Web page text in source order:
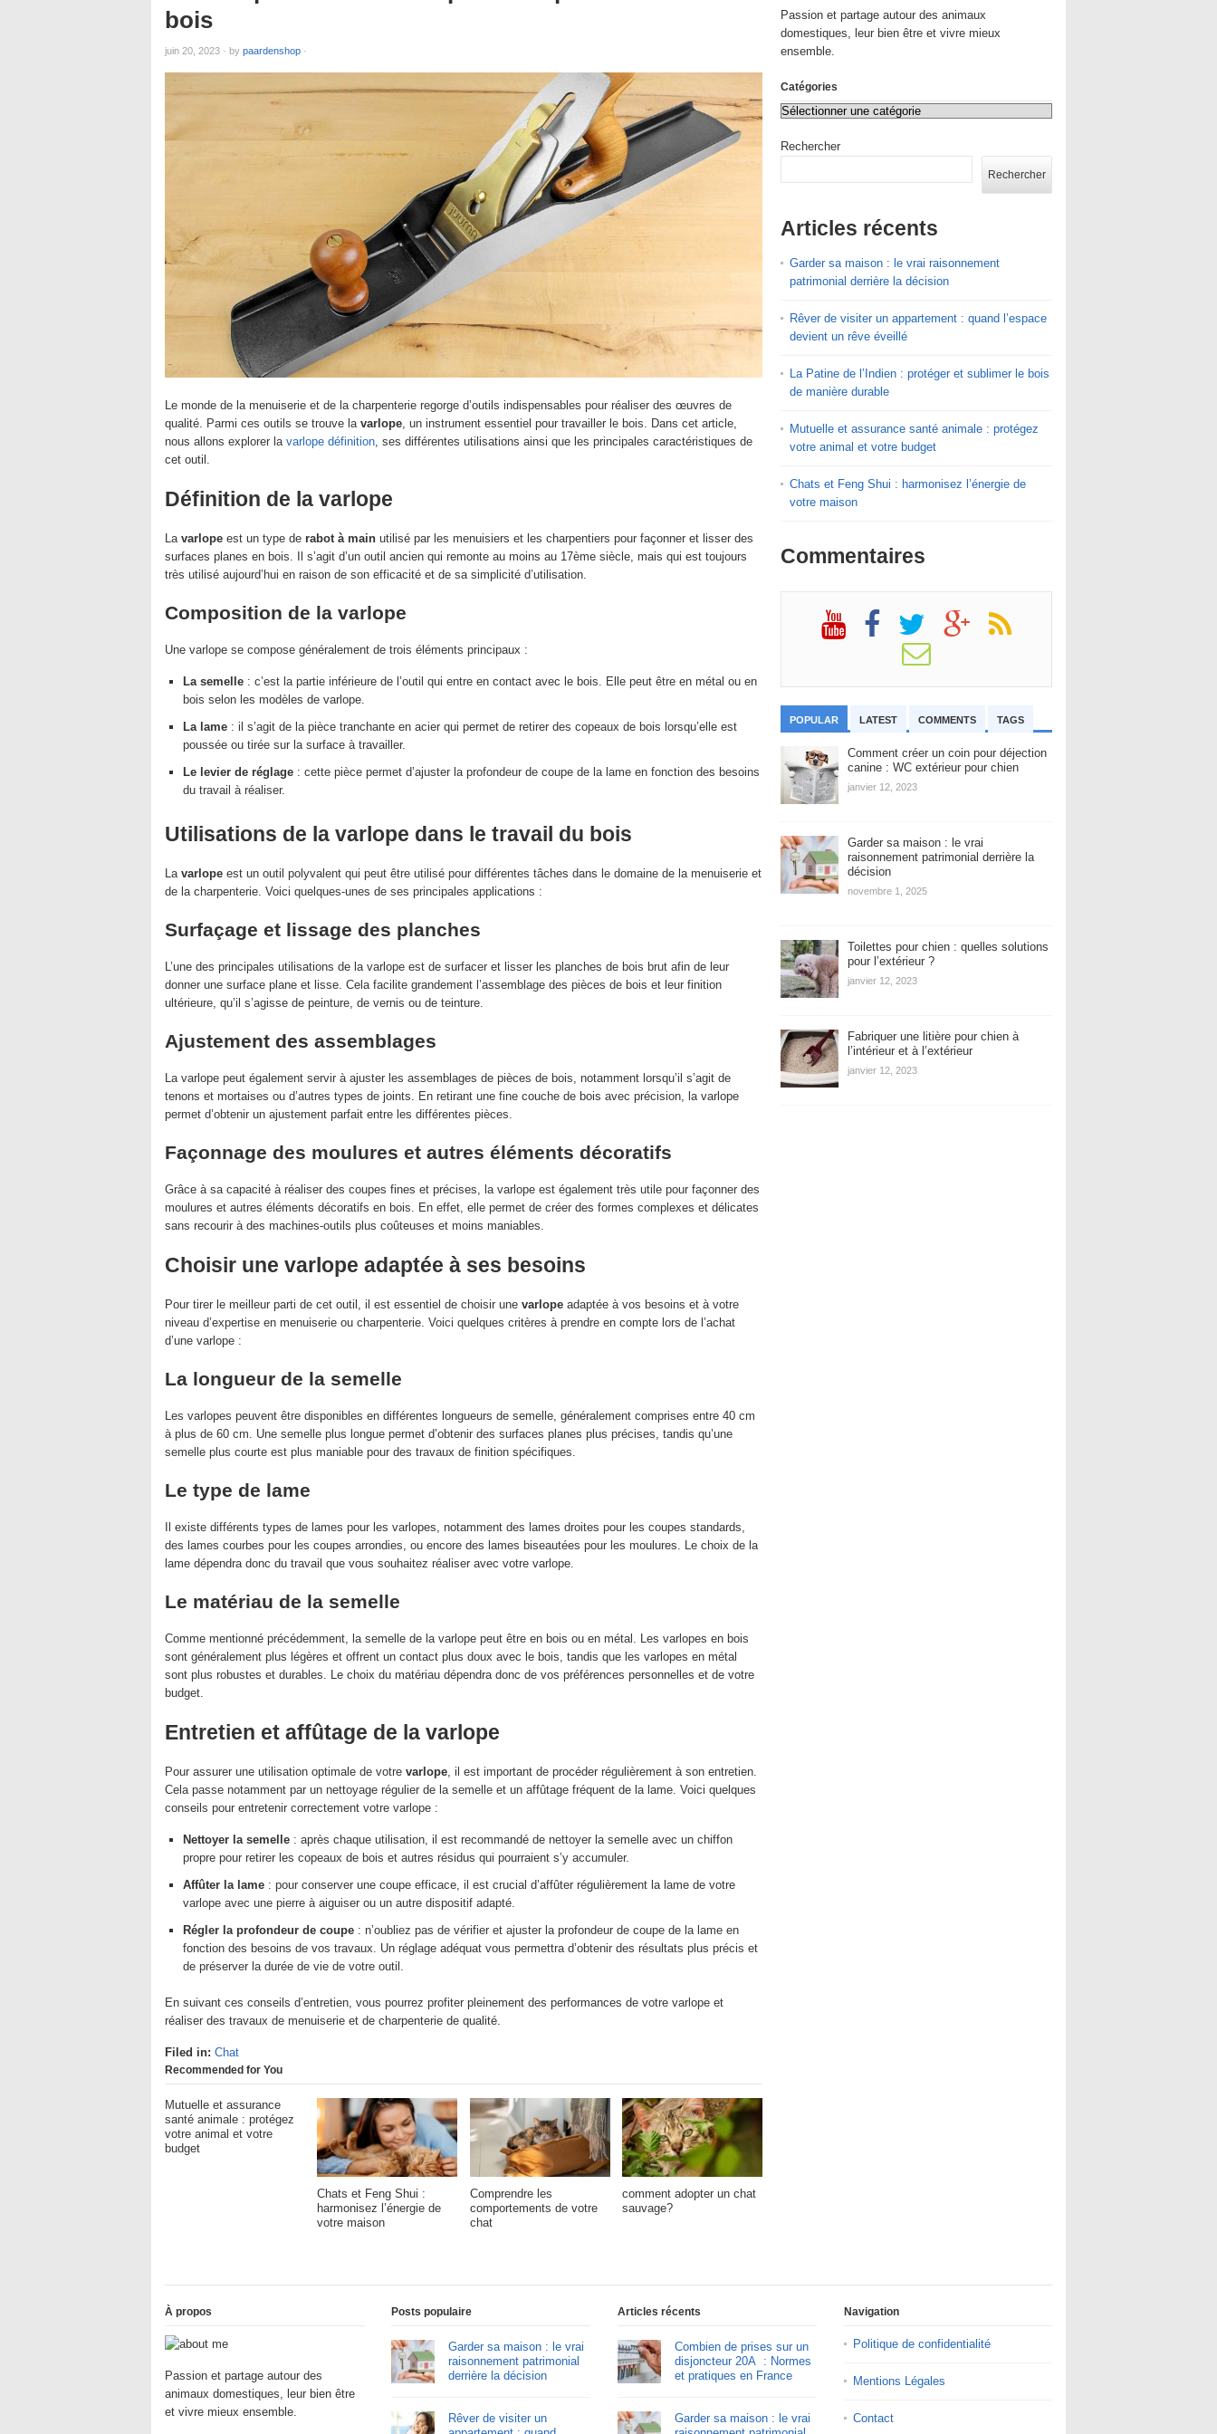
bois
juin 20, 2023 · by paardenshop ·
Le monde de la menuiserie et de la charpenterie regorge d’outils indispensables pour réaliser des œuvres de
qualité. Parmi ces outils se trouve la varlope , un instrument essentiel pour travailler le bois. Dans cet article,
nous allons explorer la varlope définition , ses différentes utilisations ainsi que les principales caractéristiques de
cet outil.
Définition de la varlope
La varlope est un type de rabot à main utilisé par les menuisiers et les charpentiers pour façonner et lisser des
surfaces planes en bois. Il s’agit d’un outil ancien qui remonte au moins au 17ème siècle, mais qui est toujours
très utilisé aujourd’hui en raison de son efficacité et de sa simplicité d’utilisation.
Composition de la varlope
Une varlope se compose généralement de trois éléments principaux :
La semelle : c’est la partie inférieure de l’outil qui entre en contact avec le bois. Elle peut être en métal ou en
bois selon les modèles de varlope.
La lame : il s’agit de la pièce tranchante en acier qui permet de retirer des copeaux de bois lorsqu’elle est
poussée ou tirée sur la surface à travailler.
Le levier de réglage : cette pièce permet d’ajuster la profondeur de coupe de la lame en fonction des besoins
du travail à réaliser.
Utilisations de la varlope dans le travail du bois
La varlope est un outil polyvalent qui peut être utilisé pour différentes tâches dans le domaine de la menuiserie et
de la charpenterie. Voici quelques-unes de ses principales applications :
Surfaçage et lissage des planches
L’une des principales utilisations de la varlope est de surfacer et lisser les planches de bois brut afin de leur
donner une surface plane et lisse. Cela facilite grandement l’assemblage des pièces de bois et leur finition
ultérieure, qu’il s’agisse de peinture, de vernis ou de teinture.
Ajustement des assemblages
La varlope peut également servir à ajuster les assemblages de pièces de bois, notamment lorsqu’il s’agit de
tenons et mortaises ou d’autres types de joints. En retirant une fine couche de bois avec précision, la varlope
permet d’obtenir un ajustement parfait entre les différentes pièces.
Façonnage des moulures et autres éléments décoratifs
Grâce à sa capacité à réaliser des coupes fines et précises, la varlope est également très utile pour façonner des
moulures et autres éléments décoratifs en bois. En effet, elle permet de créer des formes complexes et délicates
sans recourir à des machines-outils plus coûteuses et moins maniables.
Choisir une varlope adaptée à ses besoins
Pour tirer le meilleur parti de cet outil, il est essentiel de choisir une varlope adaptée à vos besoins et à votre
niveau d’expertise en menuiserie ou charpenterie. Voici quelques critères à prendre en compte lors de l’achat
d’une varlope :
La longueur de la semelle
Les varlopes peuvent être disponibles en différentes longueurs de semelle, généralement comprises entre 40 cm
à plus de 60 cm. Une semelle plus longue permet d’obtenir des surfaces planes plus précises, tandis qu’une
semelle plus courte est plus maniable pour des travaux de finition spécifiques.
Le type de lame
Il existe différents types de lames pour les varlopes, notamment des lames droites pour les coupes standards,
des lames courbes pour les coupes arrondies, ou encore des lames biseautées pour les moulures. Le choix de la
lame dépendra donc du travail que vous souhaitez réaliser avec votre varlope.
Le matériau de la semelle
Comme mentionné précédemment, la semelle de la varlope peut être en bois ou en métal. Les varlopes en bois
sont généralement plus légères et offrent un contact plus doux avec le bois, tandis que les varlopes en métal
sont plus robustes et durables. Le choix du matériau dépendra donc de vos préférences personnelles et de votre
budget.
Entretien et affûtage de la varlope
Pour assurer une utilisation optimale de votre varlope , il est important de procéder régulièrement à son entretien.
Cela passe notamment par un nettoyage régulier de la semelle et un affûtage fréquent de la lame. Voici quelques
conseils pour entretenir correctement votre varlope :
Nettoyer la semelle : après chaque utilisation, il est recommandé de nettoyer la semelle avec un chiffon
propre pour retirer les copeaux de bois et autres résidus qui pourraient s’y accumuler.
Affûter la lame : pour conserver une coupe efficace, il est crucial d’affûter régulièrement la lame de votre
varlope avec une pierre à aiguiser ou un autre dispositif adapté.
Régler la profondeur de coupe : n’oubliez pas de vérifier et ajuster la profondeur de coupe de la lame en
fonction des besoins de vos travaux. Un réglage adéquat vous permettra d’obtenir des résultats plus précis et
de préserver la durée de vie de votre outil.
En suivant ces conseils d’entretien, vous pourrez profiter pleinement des performances de votre varlope et
réaliser des travaux de menuiserie et de charpenterie de qualité.
Filed in: Chat
Recommended for You
Mutuelle et assurance
santé animale : protégez
votre animal et votre
budget
Chats et Feng Shui :
harmonisez l’énergie de
votre maison
Comprendre les
comportements de votre
chat
comment adopter un chat
sauvage?
Passion et partage autour des animaux
domestiques, leur bien être et vivre mieux
ensemble.
Catégories
Rechercher
Rechercher
Articles récents
Garder sa maison : le vrai raisonnement
patrimonial derrière la décision
Rêver de visiter un appartement : quand l’espace
devient un rêve éveillé
La Patine de l’Indien : protéger et sublimer le bois
de manière durable
Mutuelle et assurance santé animale : protégez
votre animal et votre budget
Chats et Feng Shui : harmonisez l’énergie de
votre maison
Commentaires
POPULAR LATEST COMMENTS TAGS
Comment créer un coin pour déjection
canine : WC extérieur pour chien
janvier 12, 2023
Garder sa maison : le vrai
raisonnement patrimonial derrière la
décision
novembre 1, 2025
Toilettes pour chien : quelles solutions
pour l’extérieur ?
janvier 12, 2023
Fabriquer une litière pour chien à
l’intérieur et à l’extérieur
janvier 12, 2023
À propos
Passion et partage autour des
animaux domestiques, leur bien être
et vivre mieux ensemble.
Posts populaire
Garder sa maison : le vrai
raisonnement patrimonial
derrière la décision
Rêver de visiter un
Articles récents
Combien de prises sur un
disjoncteur 20A : Normes
et pratiques en France
Garder sa maison : le vrai
Navigation
Politique de confidentialité
Mentions Légales
Contact